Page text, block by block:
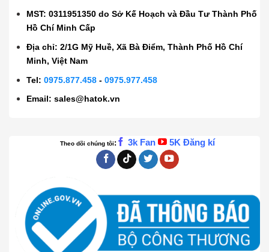
MST: 0311951350 do Sở Kế Hoạch và Đầu Tư Thành Phố
Hồ Chí Minh Cấp
Địa chỉ: 2/1G Mỹ Huề, Xã Bà Điểm, Thành Phố Hồ Chí
Minh, Việt Nam
Tel:0975.877.458 -0975.977.458
Email:sales@hatok.vn
Theo dõi chúng tôi: 3k Fan 5K Đăng kí